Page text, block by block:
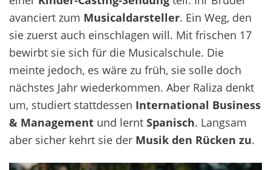
avanciert zum Musicaldarsteller. Ein Weg, den
sie zuerst auch einschlagen will. Mit frischen 17
bewirbt sie sich für die Musicalschule. Die
meinte jedoch, es wäre zu früh, sie solle doch
nächstes Jahr wiederkommen. Aber Raliza denkt
um, studiert stattdessen International Business
& Management und lernt Spanisch. Langsam
aber sicher kehrt sie der Musik den Rücken zu.